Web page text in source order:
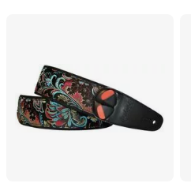
DJ
Live-Sound